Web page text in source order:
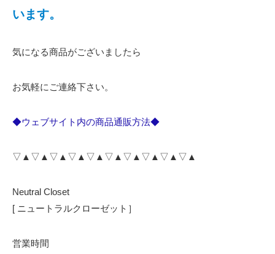
います。
気になる商品がございましたら
お気軽にご連絡下さい。
◆ウェブサイト内の商品通販方法◆
▽▲▽▲▽▲▽▲▽▲▽▲▽▲▽▲▽▲▽▲
Neutral Closet
[ ニュートラルクローゼット］
営業時間